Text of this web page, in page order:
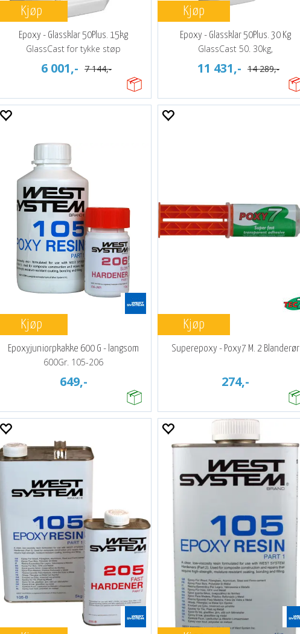
Kjøp
Epoxy - Glassklar 50Plus. 15kg
GlassCast for tykke støp
6 001,- 7 144,-
Kjøp
Epoxy - Glassklar 50Plus. 30 Kg
GlassCast 50. 30kg,
11 431,- 14 289,-
Kjøp
Epoxyjuniorpkakke 600 G - langsom
600Gr. 105-206
649,-
Kjøp
Superepoxy - Poxy7 M. 2 Blanderør
274,-